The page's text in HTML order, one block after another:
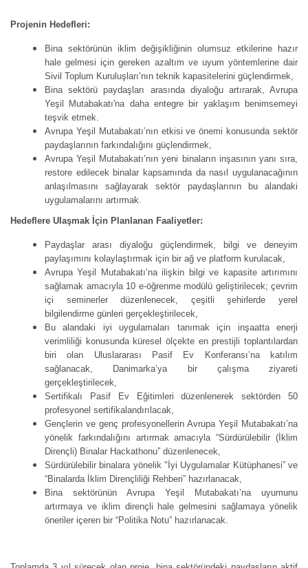
Projenin Hedefleri:
Bina sektörünün iklim değişikliğinin olumsuz etkilerine hazır
hale gelmesi için gereken azaltım ve uyum yöntemlerine dair
Sivil Toplum Kuruluşları’nın teknik kapasitelerini güçlendirmek,
Bina sektörü paydaşları arasında diyaloğu artırarak, Avrupa
Yeşil Mutabakatı'na daha entegre bir yaklaşım benimsemeyi
teşvik etmek.
Avrupa Yeşil Mutabakatı’nın etkisi ve önemi konusunda sektör
paydaşlarının farkındalığını güçlendirmek,
Avrupa Yeşil Mutabakatı’nın yeni binaların inşasının yanı sıra,
restore edilecek binalar kapsamında da nasıl uygulanacağının
anlaşılmasını sağlayarak sektör paydaşlarının bu alandaki
uygulamalarını artırmak.
Hedeflere Ulaşmak İçin Planlanan Faaliyetler:
Paydaşlar arası diyaloğu güçlendirmek, bilgi ve deneyim
paylaşımını kolaylaştırmak için bir ağ ve platform kurulacak,
Avrupa Yeşil Mutabakatı’na ilişkin bilgi ve kapasite artırımını
sağlamak amacıyla 10 e-öğrenme modülü geliştirilecek; çevrim
içi seminerler düzenlenecek, çeşitli şehirlerde yerel
bilgilendirme günleri gerçekleştirilecek,
Bu alandaki iyi uygulamaları tanımak için inşaatta enerji
verimliliği konusunda küresel ölçekte en prestijli toplantılardan
biri olan Uluslararası Pasif Ev Konferansı’na katılım
sağlanacak, Danimarka’ya bir çalışma ziyareti
gerçekleştirilecek,
Sertifikalı Pasif Ev Eğitimleri düzenlenerek sektörden 50
profesyonel sertifikalandırılacak,
Gençlerin ve genç profesyonellerin Avrupa Yeşil Mutabakatı’na
yönelik farkındalığını artırmak amacıyla “Sürdürülebilir (İklim
Dirençli) Binalar Hackathonu” düzenlenecek,
Sürdürülebilir binalara yönelik "İyi Uygulamalar Kütüphanesi” ve
“Binalarda İklim Dirençliliği Rehberi” hazırlanacak,
Bina sektörünün Avrupa Yeşil Mutabakatı’na uyumunu
artırmaya ve iklim dirençli hale gelmesini sağlamaya yönelik
öneriler içeren bir “Politika Notu” hazırlanacak.